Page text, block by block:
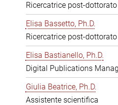
Ricercatrice post-dottorato
Elisa Bassetto, Ph.D.
Ricercatrice post-dottorato
Elisa Bastianello, Ph.D.
Digital Publications
Giulia Beatrice, Ph.D.
Assistente scientifica